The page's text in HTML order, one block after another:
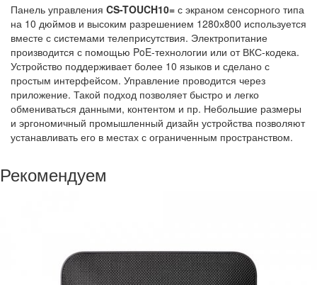
Панель управления CS-TOUCH10= с экраном сенсорного типа
на 10 дюймов и высоким разрешением 1280х800 используется
вместе с системами телеприсутствия. Электропитание
производится с помощью PoE-технологии или от ВКС-кодека.
Устройство поддерживает более 10 языков и сделано с
простым интерфейсом. Управление проводится через
приложение. Такой подход позволяет быстро и легко
обмениваться данными, контентом и пр. Небольшие размеры
и эргономичный промышленный дизайн устройства позволяют
устанавливать его в местах с ограниченным пространством.
Рекомендуем